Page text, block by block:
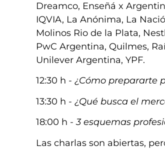
Dreamco, Enseñá x
IQVIA, La Anónima, La
Molinos Rio de la Plata,
PwC Argentina, Quilmes,
Unilever Argentina, YPF.
12:30 h - ¿Cómo prepararte
13:30 h - ¿Qué busca el
18:00 h -3 esquemas
Las charlas son abiertas,